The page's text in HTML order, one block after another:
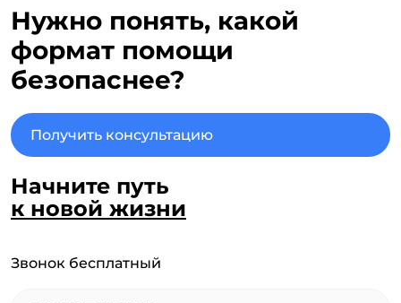
Нужно понять, какой
формат помощи
безопаснее?
Получить консультацию
Начните путь
к новой жизни
Звонок бесплатный